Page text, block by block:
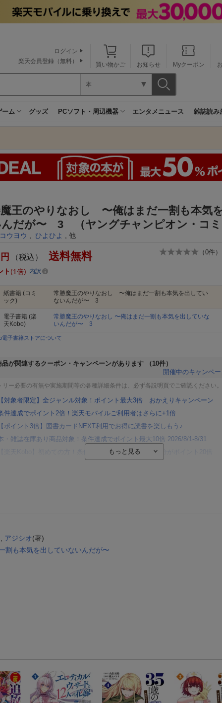
買い物かご お知らせ Myクーポン
ログイン
楽天会員登録（無料）
本
ーム グッズ PCソフト・周辺機器 エンタメニュース 雑誌読み
王のやりなおし 〜俺はまだ一割も本気
だが〜 3 （ヤングチャンピオン・コ
ウヨウ ひよひよ , 他
（0件）
円 （税込） 送料無料
ト 1倍 内訳
紙書籍 (コミ
ック)
常勝魔王のやりなおし 〜俺はまだ一割も本気を出してい
ないんだが〜 3
電子書籍 (楽
天Kobo)
常勝魔王のやりなおし 〜俺はまだ一割も本気を出していな
いんだが〜 3
電子書籍ストアについて
品が関連するクーポン・キャンペーンがあります
（10件）
開催中のキャンペ
ー必要の有無や実施期間等の各種詳細条件は、必ず各説明頁でご確認ください。
対象者限定】全ジャンル対象！ポイント最大3倍 おかえりキャンペーン
件達成でポイント2倍！楽天モバイルご利用者はさらに+1倍
ポイント3倍】図書カードNEXT利用でお得に読書を楽しもう♪
・雑誌在庫あり商品対象！条件達成でポイント最大10倍 2026/8/1-8/31
楽天Kobo】初めての方！条件達成で楽天ブックス購入分がポイント20倍
アジシオ(著)
割も本気を出していないんだが〜